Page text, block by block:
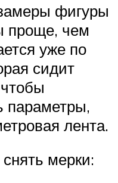
фигуры
проще, чем
уже по
сидит
параметры,
лента.
мерки: